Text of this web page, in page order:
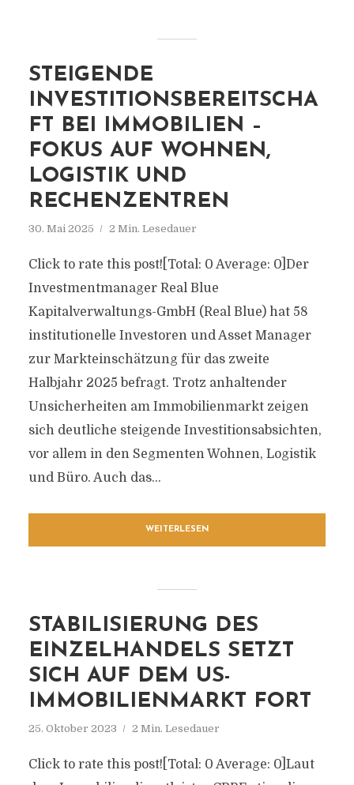
STEIGENDE
INVESTITIONSBEREITSCHA
FT BEI IMMOBILIEN –
FOKUS AUF WOHNEN,
LOGISTIK UND
RECHENZENTREN
30. Mai 2025 2 Min. Lesedauer
Click to rate this post![Total: 0 Average: 0]Der
Investmentmanager Real Blue
Kapitalverwaltungs-GmbH (Real Blue) hat 58
institutionelle Investoren und Asset Manager
zur Markteinschätzung für das zweite
Halbjahr 2025 befragt. Trotz anhaltender
Unsicherheiten am Immobilienmarkt zeigen
sich deutliche steigende Investitionsabsichten,
vor allem in den Segmenten Wohnen, Logistik
und Büro. Auch das...
WEITERLESEN
STABILISIERUNG DES
EINZELHANDELS SETZT
SICH AUF DEM US-
IMMOBILIENMARKT FORT
25. Oktober 2023 2 Min. Lesedauer
Click to rate this post![Total: 0 Average: 0]Laut